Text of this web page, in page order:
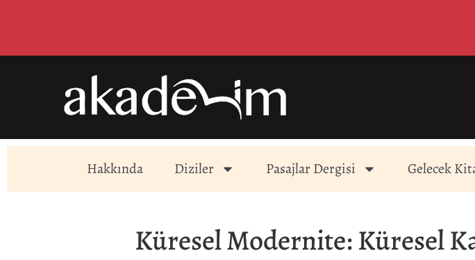
Hakkında Diziler Pasajlar Dergisi Gelecek
Küresel Modernite: Küresel